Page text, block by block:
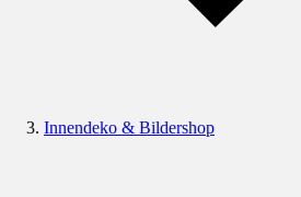
Innendeko & Bildershop